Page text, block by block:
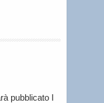
pubblicato I